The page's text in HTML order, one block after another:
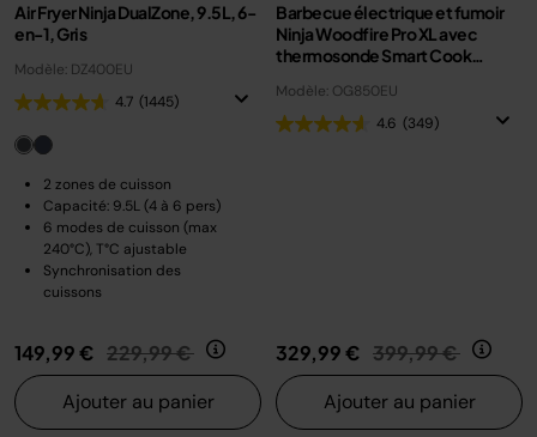
Air Fryer Ninja DualZone, 9.5L, 6-
en-1, Gris
Modèle: DZ400EU
4.7 (1445)
2 zones de cuisson
Capacité: 9.5L (4 à 6 pers)
6 modes de cuisson (max
240°C), T°C ajustable
Synchronisation des
cuissons
149,99 € Prix réduit de
229,99 € au
Ajouter au panier
Barbecue électrique et fumoir
Ninja Woodfire Pro XL avec
thermosonde Smart Cook
Modèle: OG850EU
4.6 (349)
329,99 € Prix réduit de
399,99 € au
Ajouter au panier